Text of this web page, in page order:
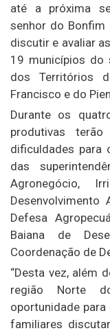
até a próxima
senhor do
discutir e avaliar
19 municípios do
dos Territórios
Francisco e do
Durante os
produtivas
dificuldades para
das
Agronegócio,
Desenvolvimento
Defesa
Baiana de
Coordenação de
“Desta vez, além
região Norte
oportunidade
familiares